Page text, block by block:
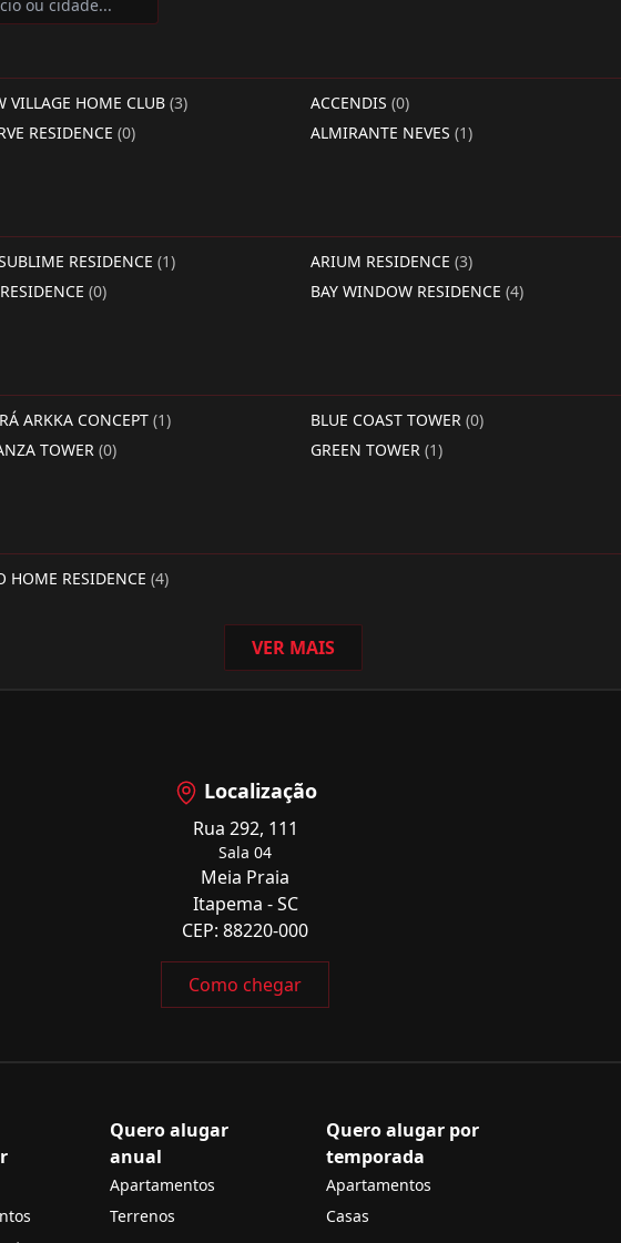
VILLAGE HOME CLUB (3) ACCENDIS (0)
RESIDENCE (0) ALMIRANTE NEVES (1)
RESIDENCE (1) ARIUM RESIDENCE (3)
(0) BAY WINDOW RESIDENCE (4)
ARKKA CONCEPT (1) BLUE COAST TOWER (0)
TOWER (0) GREEN TOWER (1)
HOME RESIDENCE (4)
VER MAIS
Localização
Rua 292, 111
Sala 04
Meia Praia
Itapema - SC
CEP: 88220-000
Como chegar
Quero alugar
anual
Apartamentos
Terrenos
Quero alugar por
temporada
Apartamentos
Casas